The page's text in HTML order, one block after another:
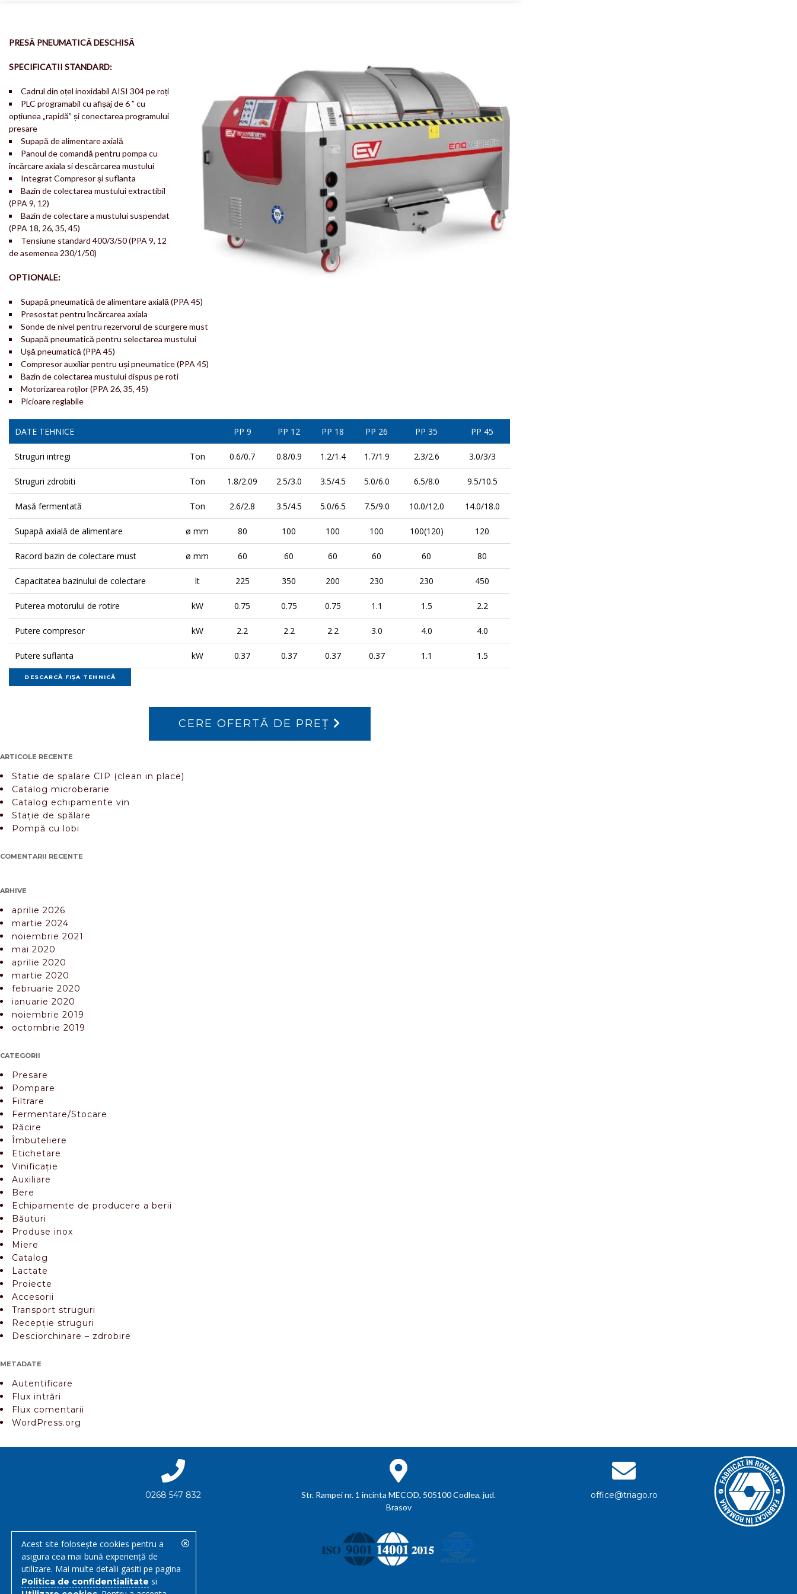
PRESĂ PNEUMATICĂ DESCHISĂ
SPECIFICATII STANDARD:
Cadrul din oțel inoxidabil AISI 304 pe roți
PLC programabil cu afișaj de 6 ” cu
opțiunea „rapidă” și conectarea programului
presare
Supapă de alimentare axială
Panoul de comandă pentru pompa cu
încărcare axiala si descărcarea mustului
Integrat Compresor și suflanta
Bazin de colectarea mustului extractibil
(PPA 9, 12)
Bazin de colectare a mustului suspendat
(PPA 18, 26, 35, 45)
Tensiune standard 400/3/50 (PPA 9, 12
de asemenea 230/1/50)
OPTIONALE:
Supapă pneumatică de alimentare axială (PPA 45)
Presostat pentru încărcarea axiala
Sonde de nivel pentru rezervorul de scurgere must
Supapă pneumatică pentru selectarea mustului
Ușă pneumatică (PPA 45)
Compresor auxiliar pentru uși pneumatice (PPA 45)
Bazin de colectarea mustului dispus pe roti
Motorizarea roților (PPA 26, 35, 45)
Picioare reglabile
DATE TEHNICE PP 9 PP 12 PP 18 PP 26 PP 35 PP 45
Struguri intregi Ton 0.6/0.7 0.8/0.9 1.2/1.4 1.7/1.9 2.3/2.6 3.0/3/3
Struguri zdrobiti Ton 1.8/2.09 2.5/3.0 3.5/4.5 5.0/6.0 6.5/8.0 9.5/10.5
Masă fermentată Ton 2.6/2.8 3.5/4.5 5.0/6.5 7.5/9.0 10.0/12.0 14.0/18.0
Supapă axială de alimentare ø mm 80 100 100 100 100(120) 120
Racord bazin de colectare must ø mm 60 60 60 60 60 80
Capacitatea bazinului de colectare lt 225 350 200 230 230 450
Puterea motorului de rotire kW 0.75 0.75 0.75 1.1 1.5 2.2
Putere compresor kW 2.2 2.2 2.2 3.0 4.0 4.0
Putere suflanta kW 0.37 0.37 0.37 0.37 1.1 1.5
CERE OFERTĂ DE PREŢ
ARTICOLE RECENTE
Statie de spalare CIP (clean in place)
Catalog microberarie
Catalog echipamente vin
Stație de spălare
Pompă cu lobi
COMENTARII RECENTE
ARHIVE
aprilie 2026
martie 2024
noiembrie 2021
mai 2020
aprilie 2020
martie 2020
februarie 2020
ianuarie 2020
noiembrie 2019
octombrie 2019
CATEGORII
Presare
Pompare
Filtrare
Fermentare/Stocare
Răcire
Îmbuteliere
Etichetare
Vinificație
Auxiliare
Bere
Echipamente de producere a berii
Băuturi
Produse inox
Miere
Catalog
Lactate
Proiecte
Accesorii
Transport struguri
Recepție struguri
Desciorchinare – zdrobire
METADATE
Autentificare
Flux intrări
Flux comentarii
WordPress.org
0268 547 832
Str. Rampei nr. 1 incinta MECOD, 505100 Codlea, jud.
Brasov
office@triago.ro
Acest site folosește cookies pentru a
asigura cea mai bună experiență de
utilizare. Mai multe detalii gasiti pe pagina
Politica de confidentialitate si